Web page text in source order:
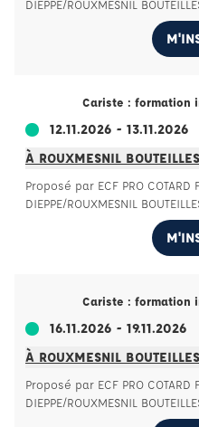
DIEPPE/ROUXMESNIL
Cariste : formation
12.11.2026 - 13.11.2026
À ROUXMESNIL
Proposé par ECF PRO COTARD
DIEPPE/ROUXMESNIL
Cariste : formation
16.11.2026 - 19.11.2026
À ROUXMESNIL
Proposé par ECF PRO COTARD
DIEPPE/ROUXMESNIL